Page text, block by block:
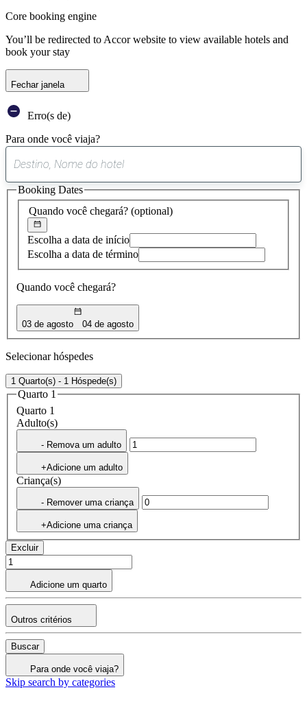
Core booking engine
You’ll be redirected to Accor website to view available hotels and
book your stay
Fechar janela
Erro(s de)
Para onde você viaja?
sugestão
encontrada
Quando você chegará? (optional)
Escolha a data de início
Escolha a data de término
Quando você chegará?
03 de agosto 04 de agosto
Booking Dates
Selecionar hóspedes
1 Quarto(s) - 1 Hóspede(s)
Quarto 1
Quarto 1
Adulto(s)
- Remova um adulto
+Adicione um adulto
Criança(s)
- Remover uma criança
+Adicione uma criança
Excluir
Adicione um quarto
Outros critérios
Buscar
Para onde você viaja?
Skip search by categories